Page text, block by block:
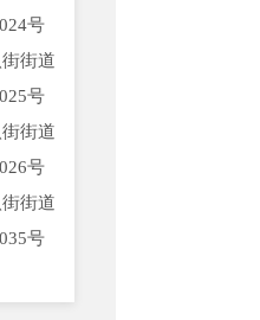
号
街街道
号
街街道
号
街街道
号